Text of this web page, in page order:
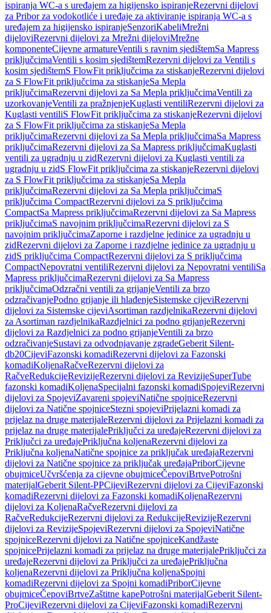
ispiranja WC-a s uređajem za higijensko ispiranjeRezervni dijelovi
za Pribor za vodokotliće i uređaje za aktiviranje ispiranja WC-a s
uređajem za higijensko ispiranjeSenzoriKabeliMrežni
dijeloviRezervni dijelovi za Mrežni dijeloviMrežne
komponenteCijevne armatureVentili s ravnim sjedištemSa Mapress
priključcimaVentili s kosim sjedištemRezervni dijelovi za Ventili s
kosim sjedištemS FlowFit priključcima za stiskanjeRezervni dijelovi
za S FlowFit priključcima za stiskanjeSa Mepla
priključcimaRezervni dijelovi za Sa Mepla priključcimaVentili za
uzorkovanjeVentili za pražnjenjeKuglasti ventiliRezervni dijelovi za
Kuglasti ventiliS FlowFit priključcima za stiskanjeRezervni dijelovi
za S FlowFit priključcima za stiskanjeSa Mepla
priključcimaRezervni dijelovi za Sa Mepla priključcimaSa Mapress
priključcimaRezervni dijelovi za Sa Mapress priključcimaKuglasti
ventili za ugradnju u zidRezervni dijelovi za Kuglasti ventili za
ugradnju u zidS FlowFit priključcima za stiskanjeRezervni dijelovi
za S FlowFit priključcima za stiskanjeSa Mepla
priključcimaRezervni dijelovi za Sa Mepla priključcimaS
priključcima CompactRezervni dijelovi za S priključcima
CompactSa Mapress priključcimaRezervni dijelovi za Sa Mapress
priključcimaS navojnim priključcimaRezervni dijelovi za S
navojnim priključcimaZaporne i razdjelne jedinice za ugradnju u
zidRezervni dijelovi za Zaporne i razdjelne jedinice za ugradnju u
zidS priključcima CompactRezervni dijelovi za S priključcima
CompactNepovratni ventiliRezervni dijelovi za Nepovratni ventiliSa
Mapress priključcimaRezervni dijelovi za Sa Mapress
priključcimaOdzračni ventili za grijanjeVentili za brzo
odzračivanjePodno grijanje ili hlađenjeSistemske cijeviRezervni
dijelovi za Sistemske cijeviAsortiman razdjelnikaRezervni dijelovi
za Asortiman razdjelnikaRazdjelnici za podno grijanjeRezervni
dijelovi za Razdjelnici za podno grijanjeVentili za brzo
odzračivanjeSustavi za odvodnjavanje zgradeGeberit Silent-
db20CijeviFazonski komadiRezervni dijelovi za Fazonski
komadiKoljenaRačveRezervni dijelovi za
RačveRedukcijeRevizijeRezervni dijelovi za RevizijeSuperTube
fazonski komadiKoljenaSpecijalni fazonski komadiSpojeviRezervni
dijelovi za SpojeviZavareni spojeviNatične spojniceRezervni
dijelovi za Natične spojniceStezni spojeviPrijelazni komadi za
prijelaz na druge materijaleRezervni dijelovi za Prijelazni komadi za
prijelaz na druge materijalePriključci za uređajeRezervni dijelovi za
Priključci za uređajePriključna koljenaRezervni dijelovi za
Priključna koljenaNatične spojnice za priključak uređajaRezervni
dijelovi za Natične spojnice za priključak uređajaPriborCijevne
obujmiceUčvršćenja za cijevne obujmiceČepoviBrtvePotrošni
materijalGeberit Silent-PPCijeviRezervni dijelovi za CijeviFazonski
komadiRezervni dijelovi za Fazonski komadiKoljenaRezervni
dijelovi za KoljenaRačveRezervni dijelovi za
RačveRedukcijeRezervni dijelovi za RedukcijeRevizijeRezervni
dijelovi za RevizijeSpojeviRezervni dijelovi za SpojeviNatične
spojniceRezervni dijelovi za Natične spojniceKandžaste
spojnicePrijelazni komadi za prijelaz na druge materijalePriključci za
uređajeRezervni dijelovi za Priključci za uređajePriključna
koljenaRezervni dijelovi za Priključna koljenaSpojni
komadiRezervni dijelovi za Spojni komadiPriborCijevne
obujmiceČepoviBrtveZaštitne kapePotrošni materijalGeberit Silent-
ProCijeviRezervni dijelovi za CijeviFazonski komadiRezervni